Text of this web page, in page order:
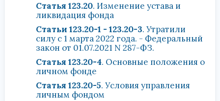
Статья 123.20. Изменение устава и
ликвидация фонда
Статьи 123.20-1 - 123.20-3. Утратили
силу с 1 марта 2022 года. - Федеральный
закон от 01.07.2021 N 287-ФЗ.
Статья 123.20-4. Основные положения о
личном фонде
Статья 123.20-5. Условия управления
личным фондом